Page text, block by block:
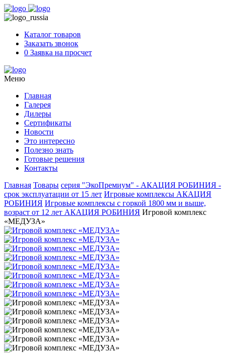
Skip
to
Каталог товаров
Заказать звонок
0 Заявка на просчет
Меню
Главная
Галерея
Дилеры
Сертификаты
Новости
Это интересно
Полезно знать
Готовые решения
Контакты
Главная Товары серия "ЭкоПремиум" - АКАЦИЯ РОБИНИЯ -
срок эксплуатации от 15 лет Игровые комплексы АКАЦИЯ
РОБИНИЯ Игровые комплексы с горкой 1800 мм и выше,
возраст от 12 лет АКАЦИЯ РОБИНИЯ Игровой комплекс
«МЕДУЗА»